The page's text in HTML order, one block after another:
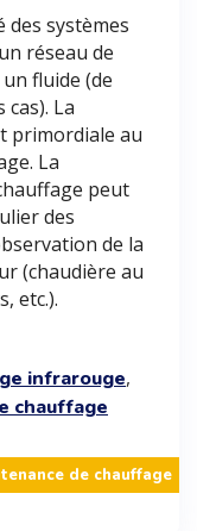
des systèmes
réseau de
fluide (de
cas). La
primordiale au
La
peut
des
de la
(chaudière au
etc.).
infrarouge,
chauffage
de chauffage